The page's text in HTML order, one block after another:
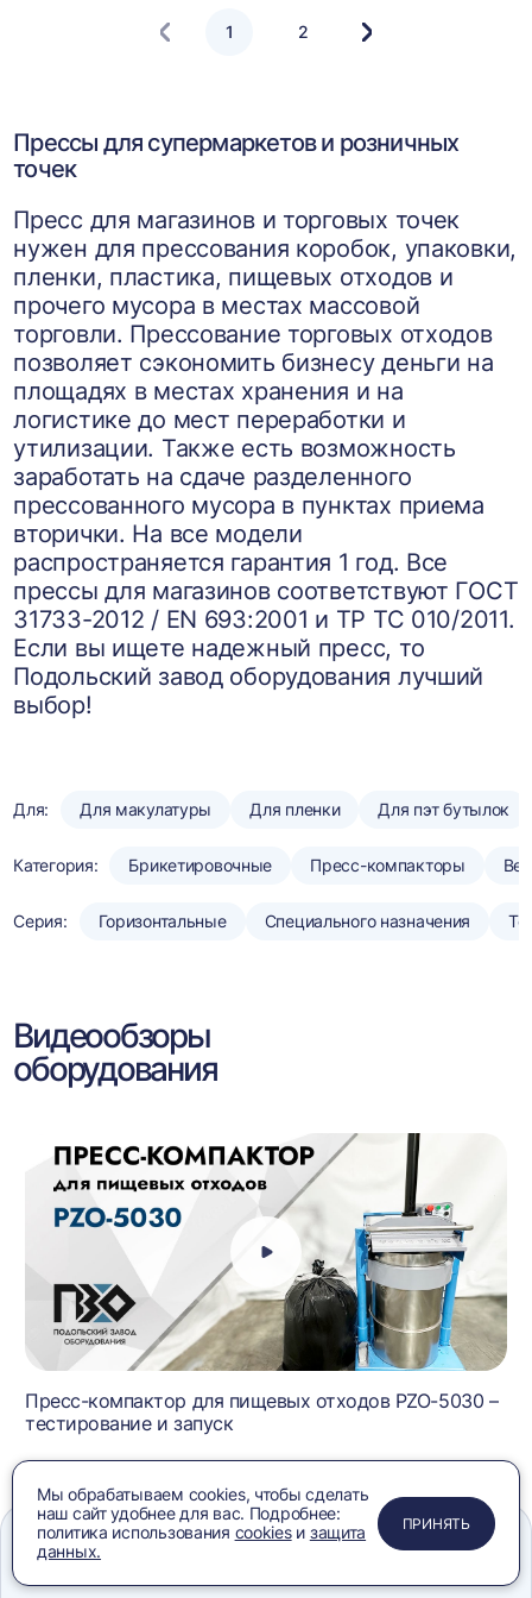
1 2
Следующая
Прессы для супермаркетов и розничных
точек
Пресс для магазинов и торговых точек
нужен для прессования коробок, упаковки,
пленки, пластика, пищевых отходов и
прочего мусора в местах массовой
торговли. Прессование торговых отходов
позволяет сэкономить бизнесу деньги на
площадях в местах хранения и на
логистике до мест переработки и
утилизации. Также есть возможность
заработать на сдаче разделенного
прессованного мусора в пунктах приема
вторички. На все модели
распространяется гарантия 1 год. Все
прессы для магазинов соответствуют ГОСТ
31733-2012 / EN 693:2001 и ТР ТС 010/2011.
Если вы ищете надежный пресс, то
Подольский завод оборудования лучший
выбор!
Для: Для макулатуры Для пленки Для пэт бутылок
Категория: Брикетировочные Пресс-компакторы
Серия: Горизонтальные Специального назначения
Видеообзоры
оборудования
Пресс-компактор для пищевых отходов PZO-5030 –
тестирование и запуск
ВСЕ ВИДЕО
ПРИМЕНИТЬ
ЗАКРЫТЬ
ЗАКРЫТЬ
ЗАКРЫТЬ
Мы обрабатываем cookies, чтобы сделать
наш сайт удобнее для вас. Подробнее:
политика использования cookiesи защита
данных.
ПРИНЯТЬ